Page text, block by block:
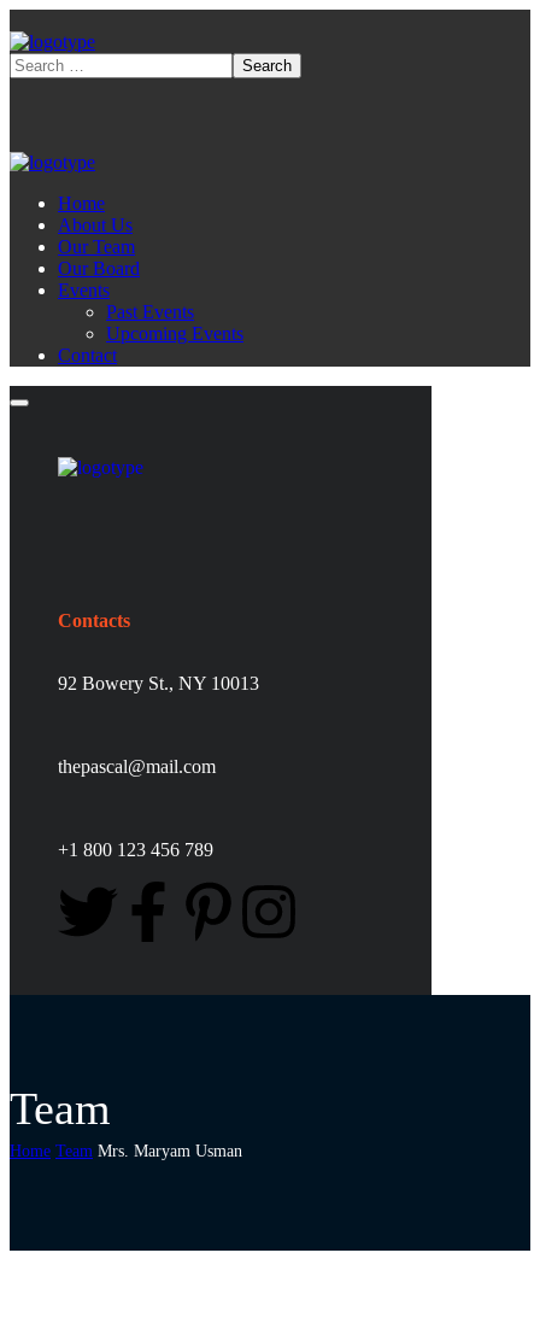
Home
About Us
Our Team
Our Board
Events
Past Events
Upcoming Events
Contact
Contacts
92 Bowery St., NY 10013
thepascal@mail.com
+1 800 123 456 789
Team
Home Team Mrs. Maryam Usman